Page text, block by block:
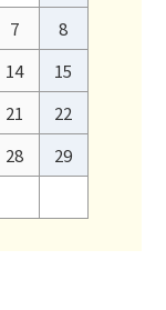
7
8
14
15
21
22
28
29